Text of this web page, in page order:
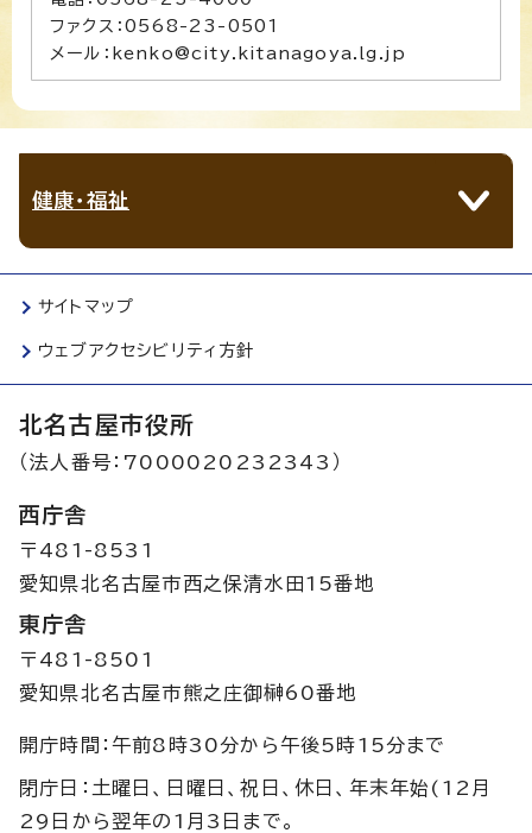
ファクス：0568-23-0501
メール：kenko@city.kitanagoya.lg.jp
健康・福祉
サイトマップ
ウェブアクセシビリティ方針
北名古屋市役所
（法人番号：7000020232343）
西庁舎
〒481-8531
愛知県北名古屋市西之保清水田15番地
東庁舎
〒481-8501
愛知県北名古屋市熊之庄御榊60番地
開庁時間：午前8時30分から午後5時15分まで
閉庁日：土曜日、日曜日、祝日、休日、年末年始(12月
29日から翌年の1月3日まで。